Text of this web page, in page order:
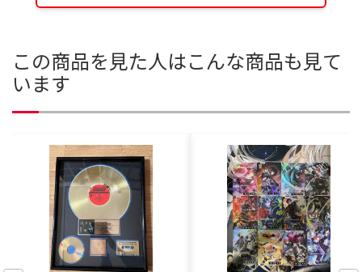
この商品を見た人はこんな商品も見て
います